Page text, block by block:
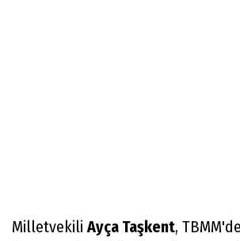
Milletvekili Ayça Taşkent,